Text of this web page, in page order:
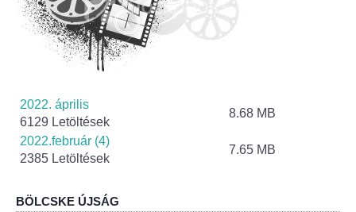
Helyi Esélyegyenlőség Program
Alapítványok
Helyi Építési Szabályzat
INTÉZMÉNYEK
2022. április
6129 Letöltések
8.68 MB
2022.február (4)
2385 Letöltések
7.65 MB
BÖLCSKE ÚJSÁG